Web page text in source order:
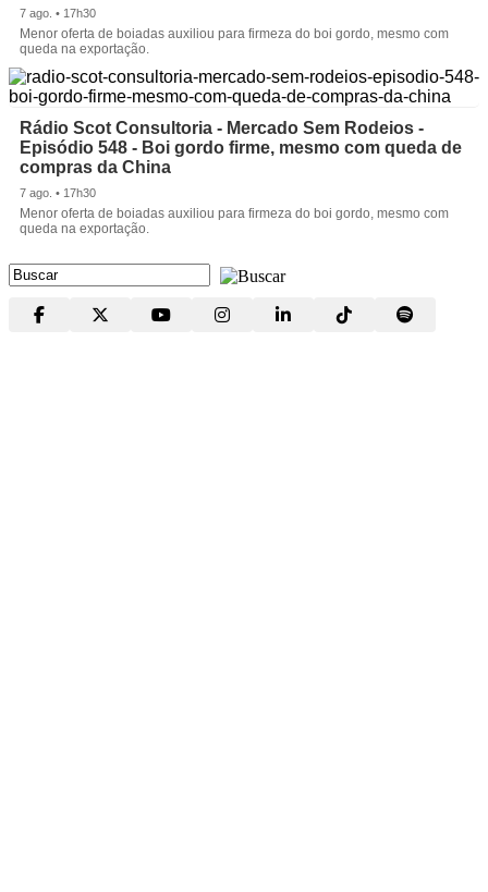
7 ago. • 17h30
Menor oferta de boiadas auxiliou para firmeza do boi gordo, mesmo com
queda na exportação.
Rádio Scot Consultoria - Mercado Sem Rodeios -
Episódio 548 - Boi gordo firme, mesmo com queda de
compras da China
7 ago. • 17h30
Menor oferta de boiadas auxiliou para firmeza do boi gordo, mesmo com
queda na exportação.